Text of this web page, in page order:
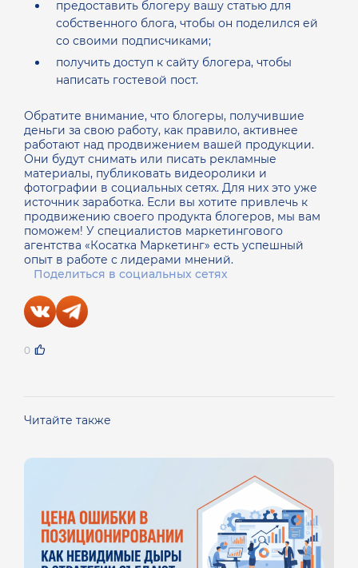
предоставить блогеру вашу статью для
собственного блога, чтобы он поделился ей
со своими подписчиками;
получить доступ к сайту блогера, чтобы
написать гостевой пост.
Обратите внимание, что блогеры, получившие
деньги за свою работу, как правило, активнее
работают над продвижением вашей продукции.
Они будут снимать или писать рекламные
материалы, публиковать видеоролики и
фотографии в социальных сетях. Для них это уже
источник заработка. Если вы хотите привлечь к
продвижению своего продукта блогеров, мы вам
поможем! У специалистов маркетингового
агентства «Косатка Маркетинг» есть успешный
опыт в работе с лидерами мнений.
Поделиться в социальных сетях
0
Читайте также